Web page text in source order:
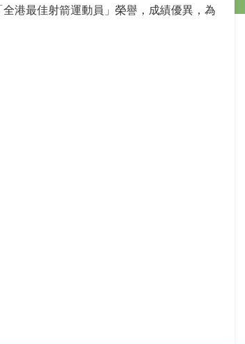
港最佳射箭運動員」榮譽，成績優異，為